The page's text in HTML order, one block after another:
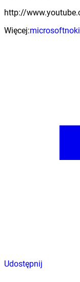
http://
Więcej:microsoft
Udostępnij